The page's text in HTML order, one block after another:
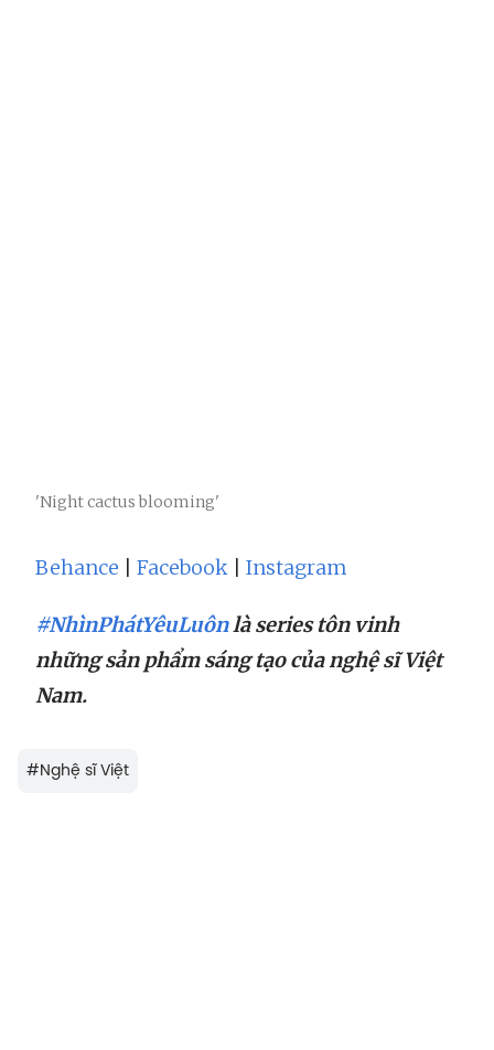
'Night cactus blooming'
Behance Facebook Instagram
#NhìnPhátYêuLuônlà series tôn vinh
những sản phẩm sáng tạo của nghệ sĩ Việt
Nam.
#Nghệ sĩ Việt